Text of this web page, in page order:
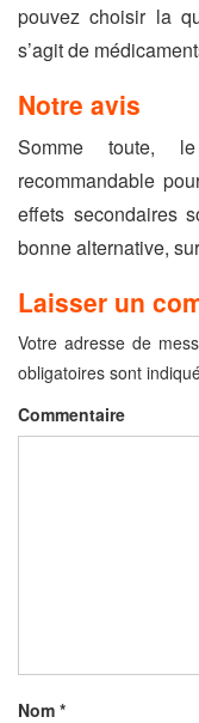
pouvez choisir la
s’agit de
Notre avis
Somme toute,
recommandable
effets secondaires
bonne alternative,
Laisser un
Votre adresse de
obligatoires sont
Commentaire
Nom *